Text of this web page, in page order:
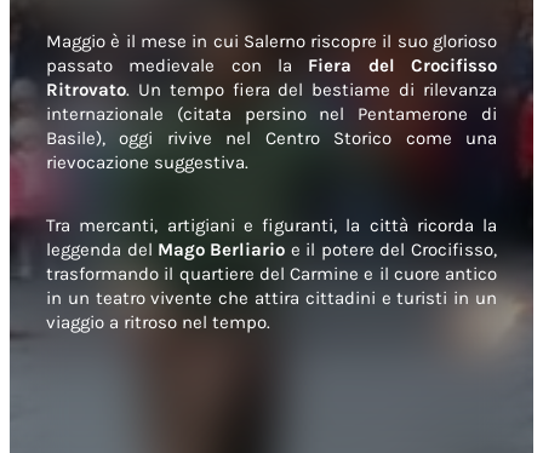
Maggio è il mese in cui Salerno riscopre il suo glorioso
passato medievale con la Fiera del Crocifisso
Ritrovato. Un tempo fiera del bestiame di rilevanza
internazionale (citata persino nel Pentamerone di
Basile), oggi rivive nel Centro Storico come una
rievocazione suggestiva.
Tra mercanti, artigiani e figuranti, la città ricorda la
leggenda del Mago Berliario e il potere del Crocifisso,
trasformando il quartiere del Carmine e il cuore antico
in un teatro vivente che attira cittadini e turisti in un
viaggio a ritroso nel tempo.